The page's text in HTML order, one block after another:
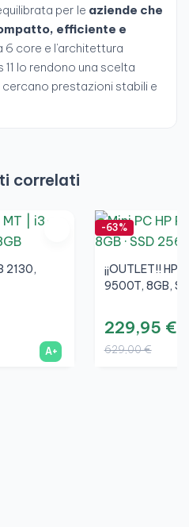
per le aziende che
efficiente e
6 core e l'architettura
lo rendono una scelta
prestazioni stabili e
correlati
2130,
A+
-63%
¡¡OUTLET!! HP
9500T, 8GB,
229,95 €
629,00 €